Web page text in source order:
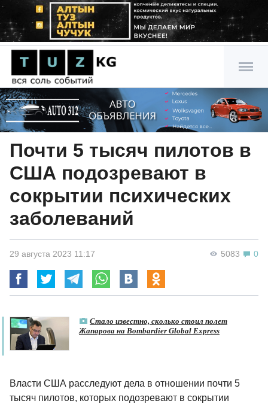
Почти 5 тысяч пилотов в
США подозревают в
сокрытии психических
заболеваний
5083 0
29 августа 2023 11:17
Стало известно, сколько стоил полет
Жапарова на Bombardier Global Express
Власти США расследуют дела в отношении почти 5
тысяч пилотов, которых подозревают в сокрытии